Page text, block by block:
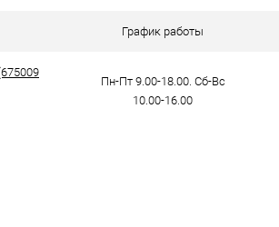
В наличии
График работы
Пн-Пт 9.00-18.00. Сб-Вс
10.00-16.00